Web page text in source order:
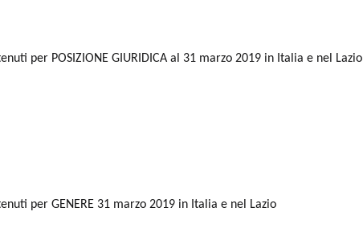
per POSIZIONE GIURIDICA al 31 marzo 2019 in Italia e nel Lazio
per GENERE 31 marzo 2019 in Italia e nel Lazio